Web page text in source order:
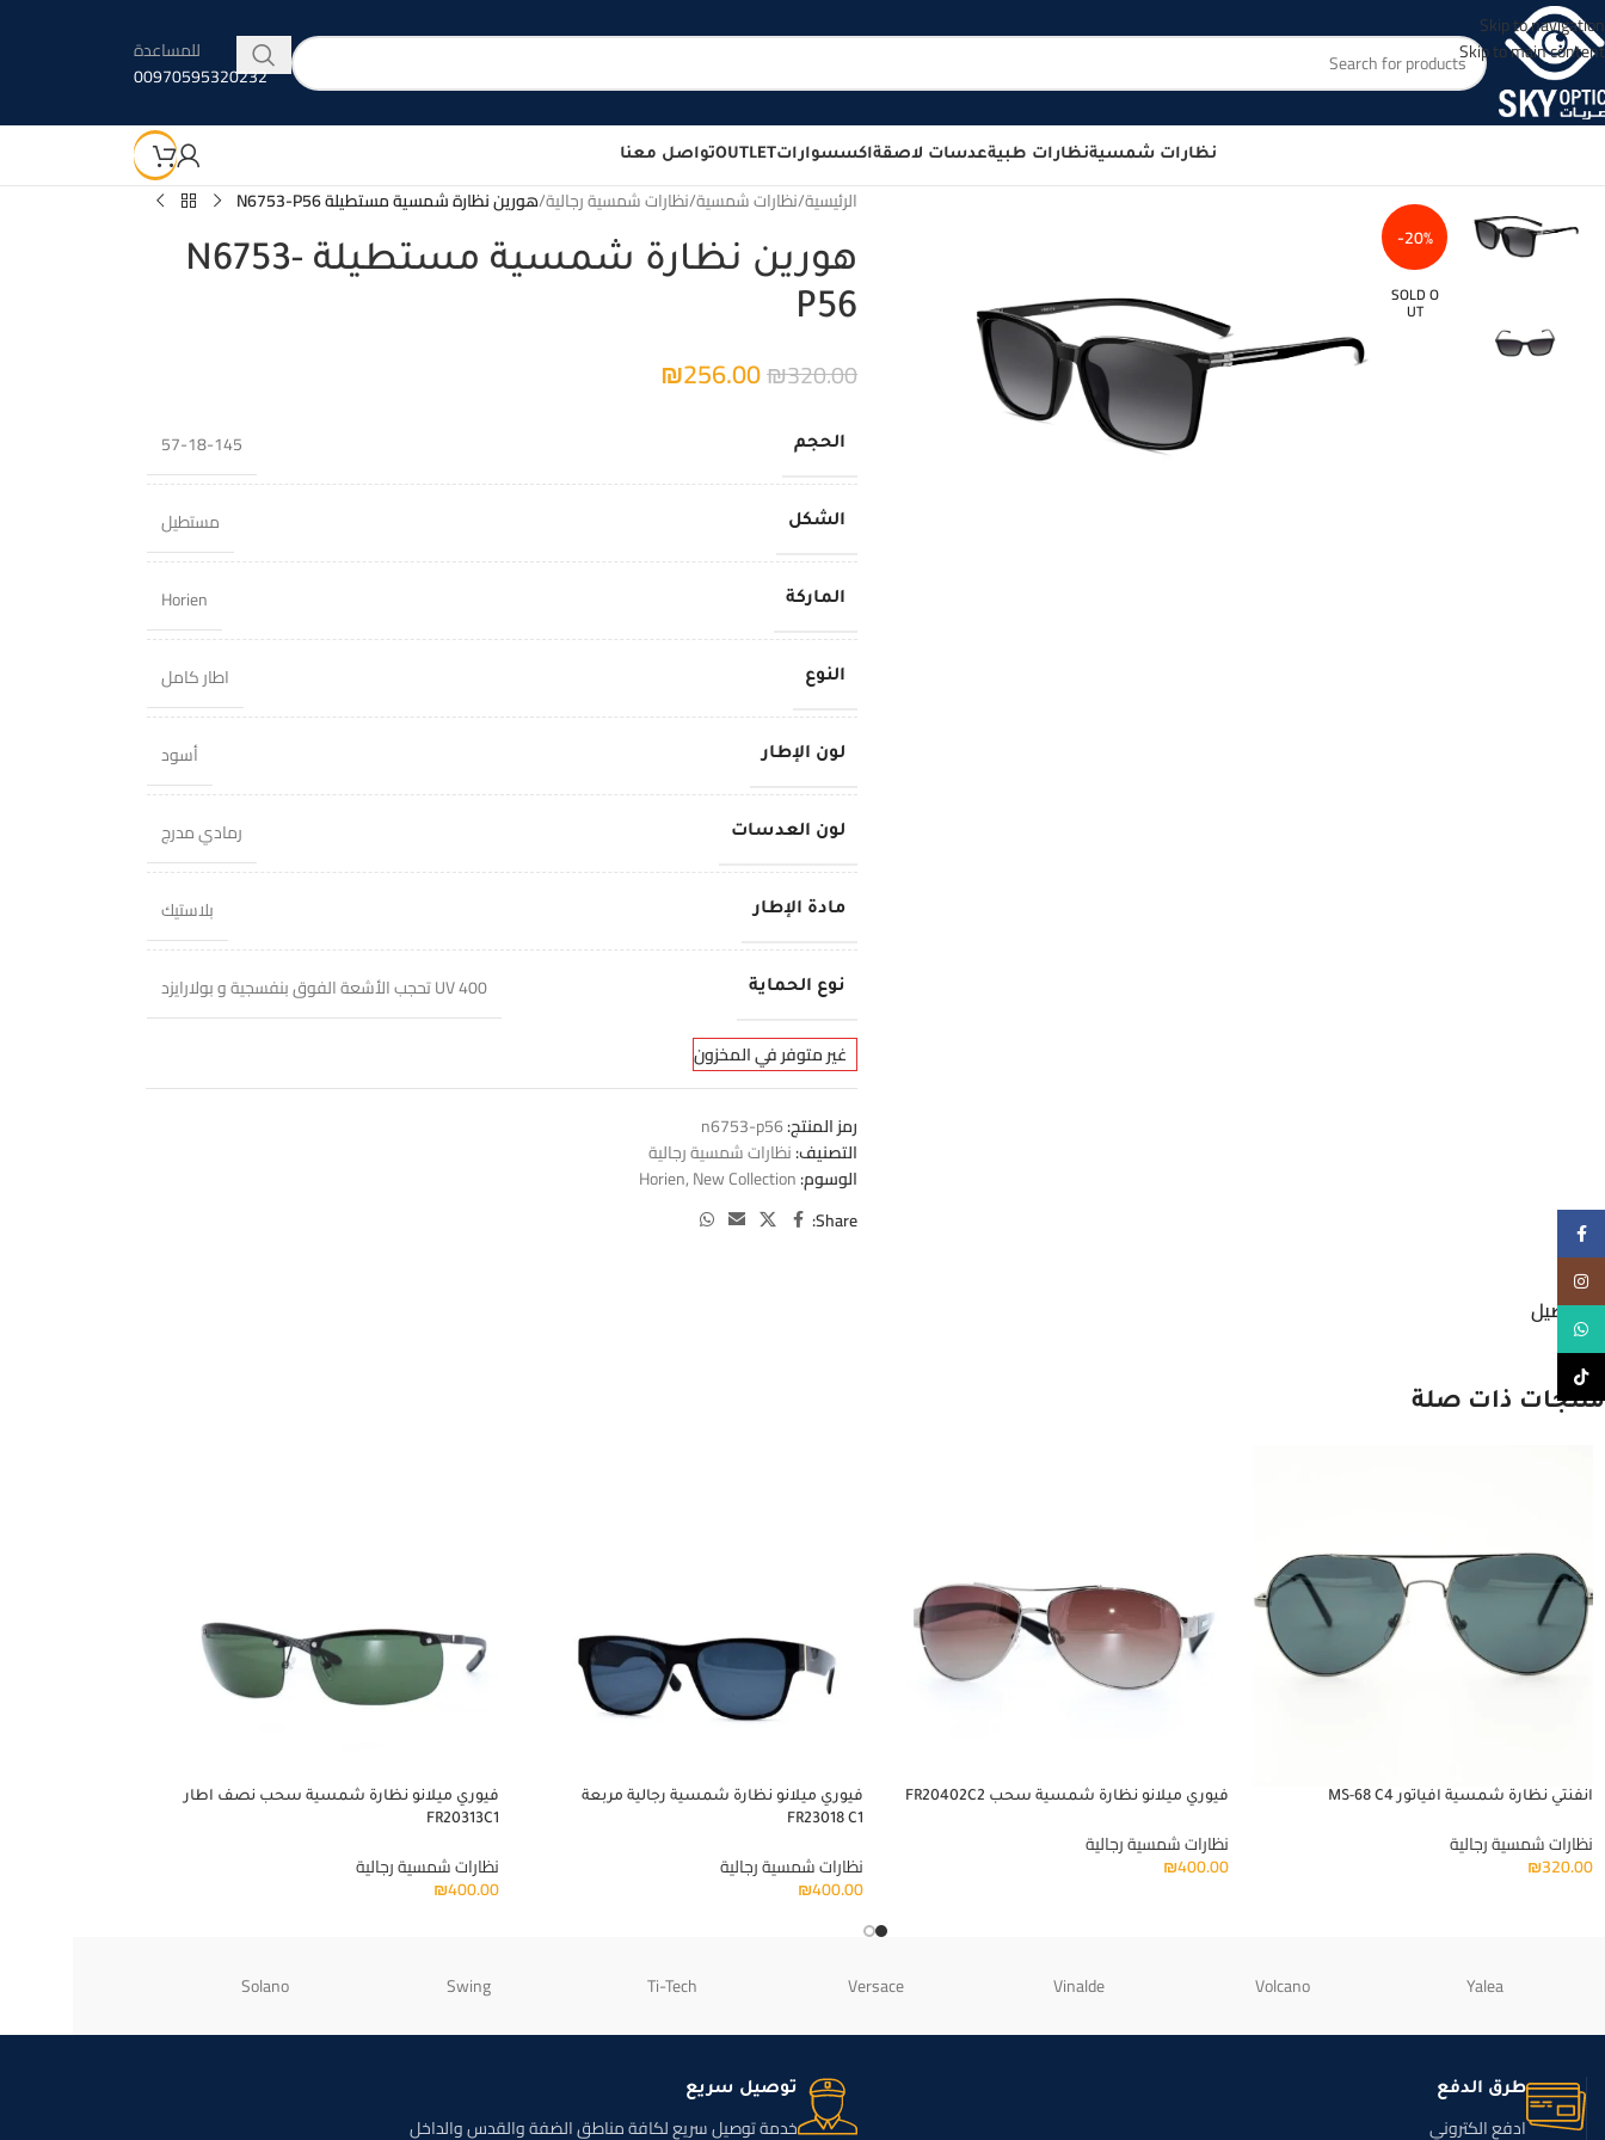
Skip to navigation
Skip to main content
للمساعدة
00970595320232
نظارات شمسيةنظارات طبيةعدسات لاصقةاكسسوارات OUTLETتواصل معنا
-20%
SOLD O
UT
الرئيسية/نظارات شمسية/نظارات شمسية رجالية/هورين نظارة شمسية مستطيلة N6753-P56
هورين نظارة شمسية مستطيلة N6753-
P56
₪320.00
₪256.00
الحجم 57-18-145
الشكل مستطيل
الماركة Horien
النوع اطار كامل
لون الإطار أسود
لون العدسات رمادي مدرج
مادة الإطار بلاستيك
نوع الحماية 400 UV تحجب الأشعة الفوق بنفسجية و بولارايزد
غير متوفر في المخزون
رمز المنتج:n6753-p56
التصنيف:نظارات شمسية رجالية
الوسوم:
Horien,New Collection
Share:
التوصيل
منتجات ذات صلة
انفنتي نظارة شمسية افياتور MS-68 C4
نظارات شمسية رجالية
₪320.00
فيوري ميلانو نظارة شمسية سحب FR20402C2
نظارات شمسية رجالية
₪400.00
فيوري ميلانو نظارة شمسية رجالية مربعة
FR23018 C1
نظارات شمسية رجالية
₪400.00
فيوري ميلانو نظارة شمسية سحب نصف اطار
FR20313C1
نظارات شمسية رجالية
₪400.00
Yalea
Volcano
Vinalde
Versace
Ti-Tech
Swing
Solano
طرق الدفع
ادفع الكتروني
توصيل سريع
خدمة توصيل سريع لكافة مناطق الضفة والقدس والداخل
WhatsApp